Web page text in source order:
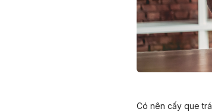
Có nên cấy que